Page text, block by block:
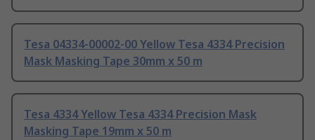
Tesa 04334-00002-00 Yellow Tesa 4334 Precision
Mask Masking Tape 30mm x 50 m
Tesa 4334 Yellow Tesa 4334 Precision Mask
Masking Tape 19mm x 50 m